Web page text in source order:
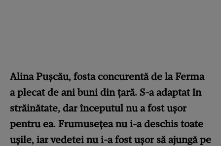
Alina Pușcău, fosta concurentă de la Ferma
a plecat de ani buni din țară. S-a adaptat în
străinătate, dar începutul nu a fost ușor
pentru ea. Frumusețea nu i-a deschis toate
ușile, iar vedetei nu i-a fost ușor să ajungă pe